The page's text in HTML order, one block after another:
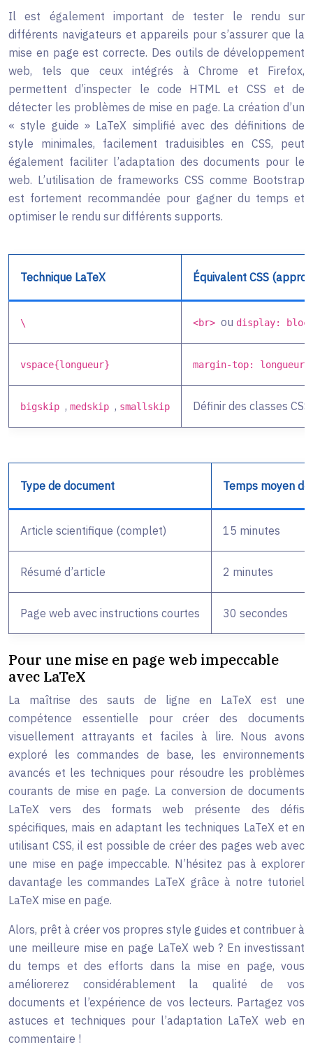
Il est également important de tester le rendu sur
différents navigateurs et appareils pour s’assurer que la
mise en page est correcte. Des outils de développement
web, tels que ceux intégrés à Chrome et Firefox,
permettent d’inspecter le code HTML et CSS et de
détecter les problèmes de mise en page. La création d’un
« style guide » LaTeX simplifié avec des définitions de
style minimales, facilement traduisibles en CSS, peut
également faciliter l’adaptation des documents pour le
web. L’utilisation de frameworks CSS comme Bootstrap
est fortement recommandée pour gagner du temps et
optimiser le rendu sur différents supports.
Technique LaTeX Équivalent CSS
\ <br> ou display:
vspace{longueur} margin-top:
bigskip , medskip , smallskip Définir des classes
Type de document Temps moyen
Article scientifique (complet) 15 minutes
Résumé d’article 2 minutes
Page web avec instructions courtes 30 secondes
Pour une mise en page web impeccable
avec LaTeX
La maîtrise des sauts de ligne en LaTeX est une
compétence essentielle pour créer des documents
visuellement attrayants et faciles à lire. Nous avons
exploré les commandes de base, les environnements
avancés et les techniques pour résoudre les problèmes
courants de mise en page. La conversion de documents
LaTeX vers des formats web présente des défis
spécifiques, mais en adaptant les techniques LaTeX et en
utilisant CSS, il est possible de créer des pages web avec
une mise en page impeccable. N’hésitez pas à explorer
davantage les commandes LaTeX grâce à notre tutoriel
LaTeX mise en page.
Alors, prêt à créer vos propres style guides et contribuer à
une meilleure mise en page LaTeX web ? En investissant
du temps et des efforts dans la mise en page, vous
améliorerez considérablement la qualité de vos
documents et l’expérience de vos lecteurs. Partagez vos
astuces et techniques pour l’adaptation LaTeX web en
commentaire !